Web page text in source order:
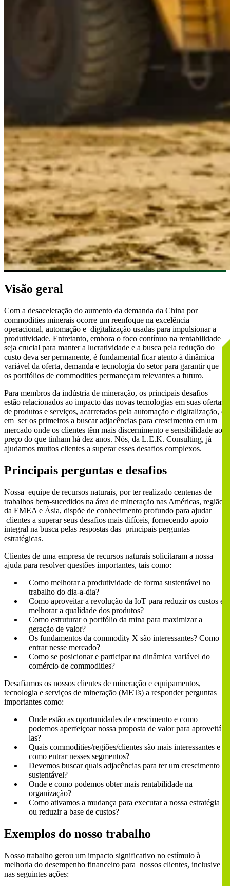
Visão geral
Com a desaceleração do aumento da demanda da China por
commodities minerais ocorre um reenfoque na excelência
operacional, automação e digitalização usadas para impulsionar a
produtividade. Entretanto, embora o foco contínuo na rentabilidade
seja crucial para manter a lucratividade e a busca pela redução do
custo deva ser permanente, é fundamental ficar atento à dinâmica
variável da oferta, demanda e tecnologia do setor para garantir que
os portfólios de commodities permaneçam relevantes a futuro.
Para membros da indústria de mineração, os principais desafios
estão relacionados ao impacto das novas tecnologias em suas ofertas
de produtos e serviços, acarretados pela automação e digitalização, e
em ser os primeiros a buscar adjacências para crescimento em um
mercado onde os clientes têm mais discernimento e sensibilidade ao
preço do que tinham há dez anos. Nós, da L.E.K. Consulting, já
ajudamos muitos clientes a superar esses desafios complexos.
Principais perguntas e desafios
Nossa equipe de recursos naturais, por ter realizado centenas de
trabalhos bem-sucedidos na área de mineração nas Américas, região
da EMEA e Ásia, dispõe de conhecimento profundo para ajudar
clientes a superar seus desafios mais difíceis, fornecendo apoio
integral na busca pelas respostas das principais perguntas
estratégicas.
Clientes de uma empresa de recursos naturais solicitaram a nossa
ajuda para resolver questões importantes, tais como:
Como melhorar a produtividade de forma sustentável no
trabalho do dia-a-dia?
Como aproveitar a revolução da IoT para reduzir os custos e
melhorar a qualidade dos produtos?
Como estruturar o portfólio da mina para maximizar a
geração de valor?
Os fundamentos da commodity X são interessantes? Como
entrar nesse mercado?
Como se posicionar e participar na dinâmica variável do
comércio de commodities?
Desafiamos os nossos clientes de mineração e equipamentos,
tecnologia e serviços de mineração (METs) a responder perguntas
importantes como:
Onde estão as oportunidades de crescimento e como
podemos aperfeiçoar nossa proposta de valor para aproveitá-
las?
Quais commodities/regiões/clientes são mais interessantes e
como entrar nesses segmentos?
Devemos buscar quais adjacências para ter um crescimento
sustentável?
Onde e como podemos obter mais rentabilidade na
organização?
Como ativamos a mudança para executar a nossa estratégia
ou reduzir a base de custos?
Exemplos do nosso trabalho
Nosso trabalho gerou um impacto significativo no estímulo à
melhoria do desempenho financeiro para nossos clientes, inclusive
nas seguintes ações: